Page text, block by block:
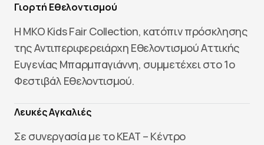
Γιορτή Εθελοντισμού
Η ΜΚΟ Kids Fair Collection, κατόπιν πρόσκλησης
της Αντιπεριφερειάρχη Εθελοντισμού Αττικής
Ευγενίας Μπαρμπαγιάννη, συμμετέχει στο 1ο
Φεστιβάλ Εθελοντισμού.
Λευκές Αγκαλιές
Σε συνεργασία με το ΚΕΑΤ – Κέντρο